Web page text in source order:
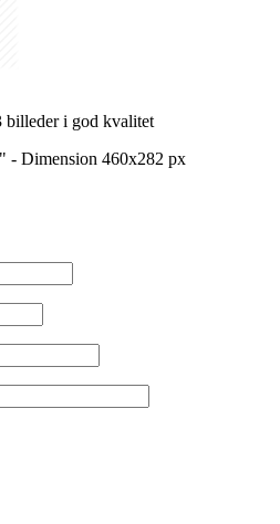
billeder i god kvalitet
- Dimension 460x282 px